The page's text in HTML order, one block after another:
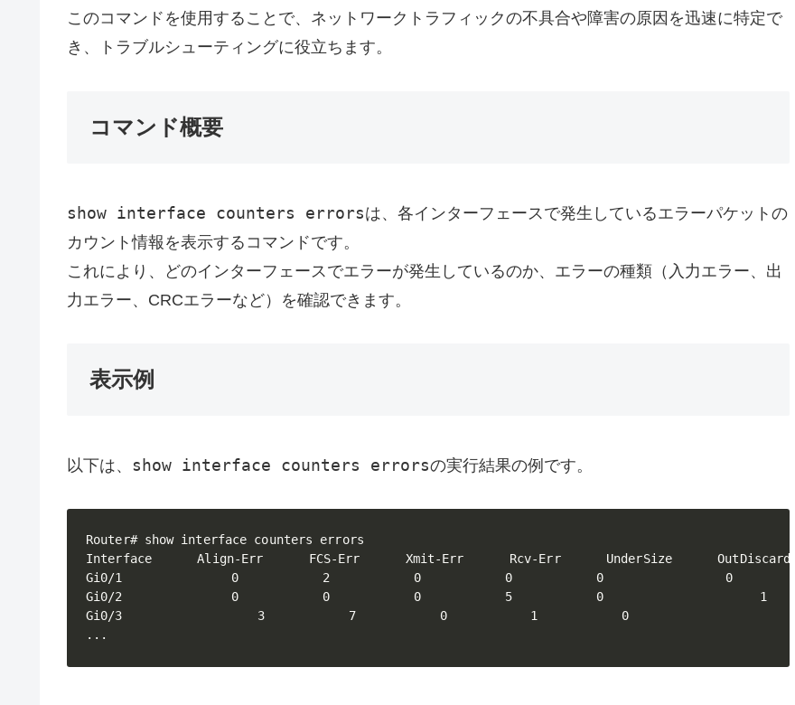
このコマンドを使用することで、ネットワークトラフィックの不具合や障害の原因を迅速に特定で
き、トラブルシューティングに役立ちます。
コマンド概要
show interface counters errorsは、各インターフェースで発生しているエラーパケットの
カウント情報を表示するコマンドです。
これにより、どのインターフェースでエラーが発生しているのか、エラーの種類（入力エラー、出
力エラー、CRCエラーなど）を確認できます。
表示例
以下は、 show interface counters errorsの実行結果の例です。
Router# show interface counters errors
Interface 　　　Align-Err 　　　FCS-Err 　　　Xmit-Err　　　 Rcv-Err　　　 UnderSize　　　 OutDiscards
Gi0/1 　　　　　　　　0 　　　　　　2　　　　　　 0　　　　　　 0 　　　　　　0　　　　　　　　　 0
Gi0/2 　　　　　　　　0 　　　　　　0　　　　　　 0　　　　　　 5　　　　　　 0　　　　　　           1
Gi0/3　　　　　　        3　　　　　　 7　　　　　　 0　　　　　　 1　　　　　　 0 　　　　　　           0